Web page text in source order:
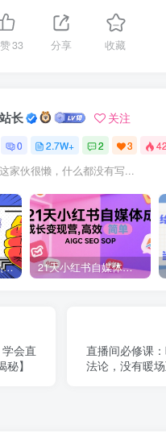
33 分享 收藏
站长 关注
0 2.7W+ 2 3
这家伙很懒，什么都没有写...
零成本零门槛头条热点搬运术，零门槛日入100+，工具+教程全部附上 21天小红书自媒体成长变现营，高效 简单 AIGC SEO SOP
会直
】
直播间必修课
法论，没有暖